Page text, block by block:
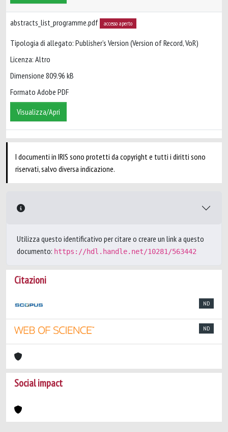
abstracts_list_programme.pdf accesso aperto
Tipologia di allegato: Publisher’s Version (Version of Record, VoR)
Licenza: Altro
Dimensione 809.96 kB
Formato Adobe PDF
Visualizza/Apri
I documenti in IRIS sono protetti da copyright e tutti i diritti sono
riservati, salvo diversa indicazione.
Utilizza questo identificativo per citare o creare un link a questo
documento: https://hdl.handle.net/10281/563442
Citazioni
ND
ND
Social impact